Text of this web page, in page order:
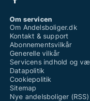
Om servicen
Om Andelsboliger.dk
Kontakt & support
Abonnementsvilkår
Generelle vilkår
Servicens indhold og
Datapolitik
Cookiepolitik
Sitemap
Nye andelsboliger (RSS)